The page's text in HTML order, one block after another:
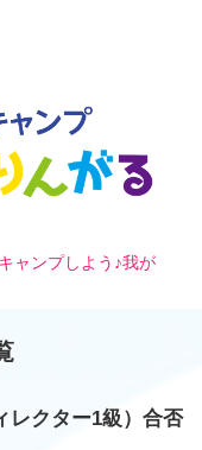
ャンプしよう♪我が
レクター1級）合否